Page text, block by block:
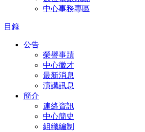
中心事務專區
目錄
公告
榮譽事蹟
中心徵才
最新消息
演講訊息
簡介
連絡資訊
中心簡史
組織編制